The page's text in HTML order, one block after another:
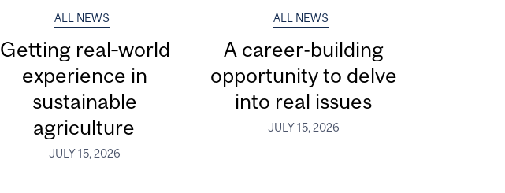
ALL NEWS
Getting real‑world
experience in
sustainable
agriculture
JULY 15, 2026
ALL NEWS
A career-building
opportunity to delve
into real issues
JULY 15, 2026